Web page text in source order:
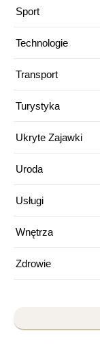
Sport
Technologie
Transport
Turystyka
Ukryte Zajawki
Uroda
Usługi
Wnętrza
Zdrowie